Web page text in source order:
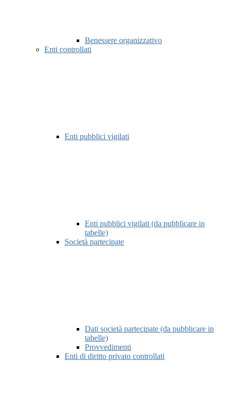
Benessere organizzativo
Enti controllati
Enti pubblici vigilati
Enti pubblici vigilati (da pubblicare in
tabelle)
Società partecipate
Dati società partecipate (da pubblicare in
tabelle)
Provvedimenti
Enti di diritto privato controllati